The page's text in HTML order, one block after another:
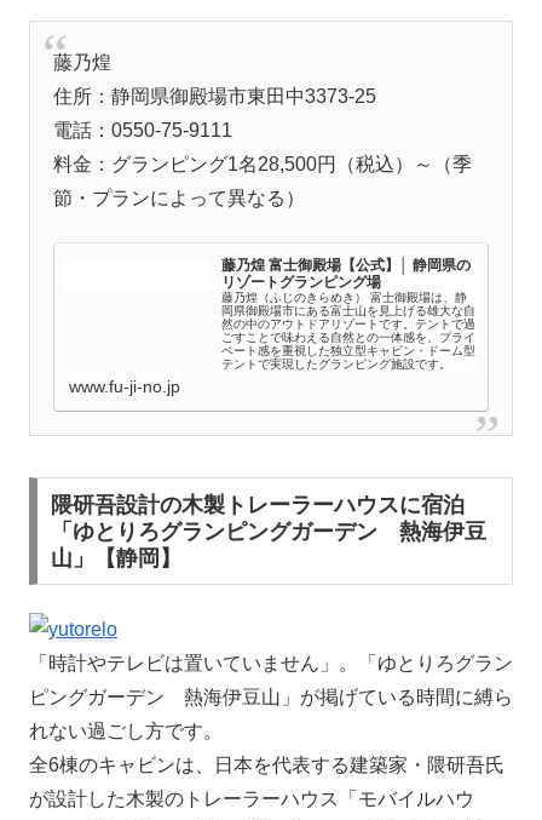
藤乃煌
住所：静岡県御殿場市東田中3373-25
電話：0550-75-9111
料金：グランピング1名28,500円（税込）～（季
節・プランによって異なる）
藤乃煌 富士御殿場【公式】│ 静岡県の
リゾートグランピング場
藤乃煌（ふじのきらめき） 富士御殿場は、静
岡県御殿場市にある富士山を見上げる雄大な自
然の中のアウトドアリゾートです。テントで過
ごすことで味わえる自然との一体感を、プライ
ベート感を重視した独立型キャビン・ドーム型
テントで実現したグランピング施設です。
www.fu-ji-no.jp
隈研吾設計の木製トレーラーハウスに宿泊
「ゆとりろグランピングガーデン 熱海伊豆
山」【静岡】
「時計やテレビは置いていません」。「ゆとりろグラン
ピングガーデン 熱海伊豆山」が掲げている時間に縛ら
れない過ごし方です。
全6棟のキャビンは、日本を代表する建築家・隈研吾氏
が設計した木製のトレーラーハウス「モバイルハウ